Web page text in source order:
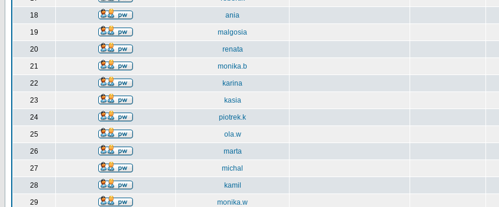
18 ania
19 malgosia
20 renata
21 monika.b
22 karina
23 kasia
24 piotrek.k
25 ola.w
26 marta
27 michal
28 kamil
29 monika.w